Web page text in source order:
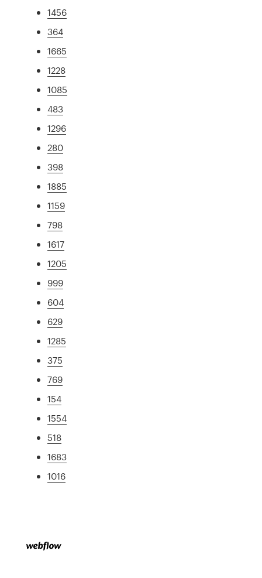
1456
364
1665
1228
1085
483
1296
280
398
1885
1159
798
1617
1205
999
604
629
1285
375
769
154
1554
518
1683
1016